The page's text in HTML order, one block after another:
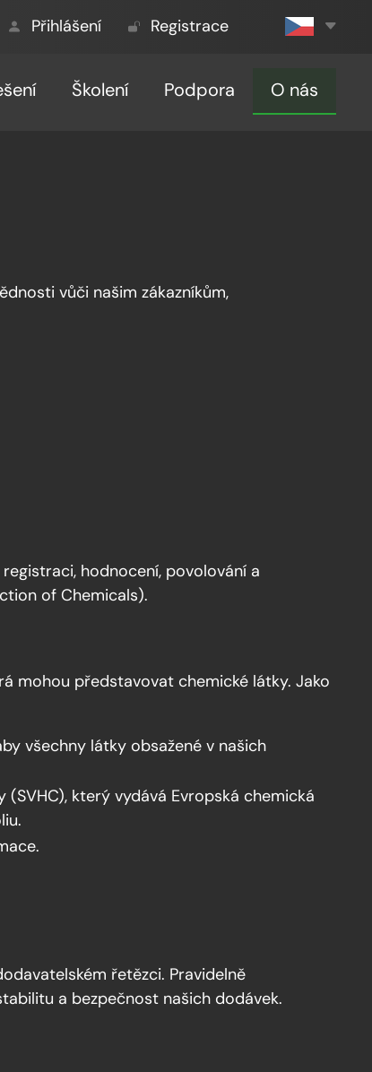
Přihlášení Registrace
Školení Podpora O nás
vůči našim zákazníkům,
hodnocení, povolování a
of Chemicals).
mohou představovat chemické látky. Jako
všechny látky obsažené v našich
který vydává Evropská chemická
řetězci. Pravidelně
a bezpečnost našich dodávek.